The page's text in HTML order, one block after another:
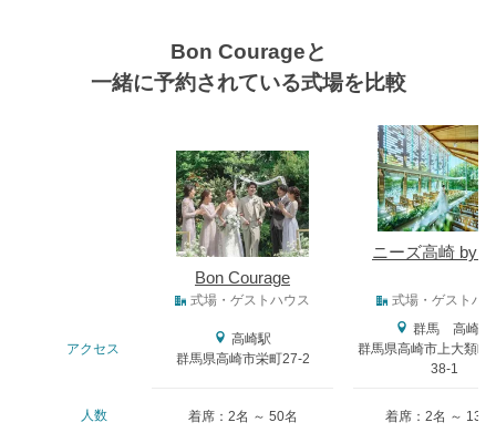
Bon Courageと
一緒に予約されている式場を比較
Bon Courage
ニーズ高崎 by
式場・ゲストハウス 式場・ゲストハ
アクセス
高崎駅
群馬県高崎市栄町27-2
群馬 高崎駅
群馬県高崎市上大類町
38-1
人数 着席：2名 ～ 50名 着席：2名 ～ 130